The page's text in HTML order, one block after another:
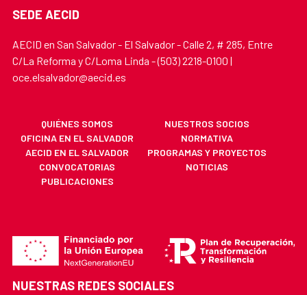
SEDE AECID
AECID en San Salvador - El Salvador - Calle 2, # 285, Entre
C/La Reforma y C/Loma Linda - (503) 2218-0100 |
oce.elsalvador@aecid.es
QUIÉNES SOMOS
NUESTROS SOCIOS
OFICINA EN EL SALVADOR
NORMATIVA
AECID EN EL SALVADOR
PROGRAMAS Y PROYECTOS
CONVOCATORIAS
NOTICIAS
PUBLICACIONES
NUESTRAS REDES SOCIALES